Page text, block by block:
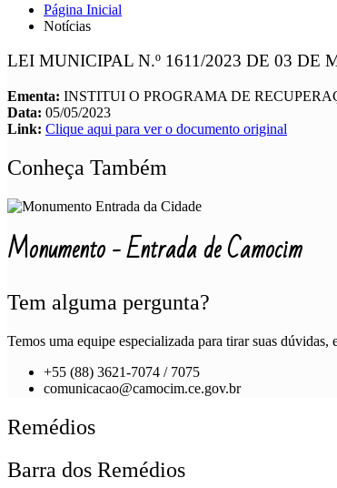
Página Inicial
Notícias
LEI MUNICIPAL N.º 1611/2023 DE 03 DE
Ementa: INSTITUI O PROGRAMA DE
Data: 05/05/2023
Link: Clique aqui para ver o documento original
Conheça Também
Monumento - Entrada de Camocim
Tem alguma pergunta?
Temos uma equipe especializada para tirar suas
+55 (88) 3621-7074 / 7075
comunicacao@camocim.ce.gov.br
Remédios
Barra dos Remédios